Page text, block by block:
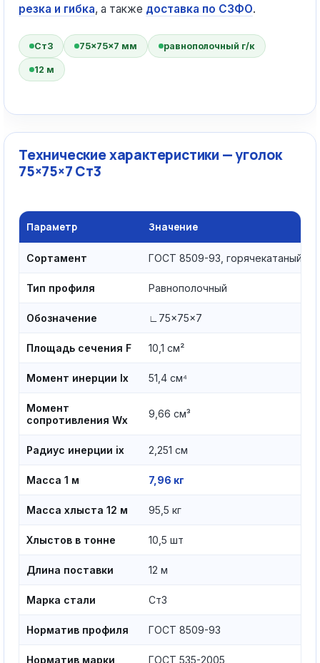
резка и гибка, а также доставка по СЗФО.
Ст3 75×75×7 мм равнополочный г/к
12 м
Технические характеристики — уголок
75×75×7 Ст3
Параметр Значение
Сортамент ГОСТ 8509-93, горячекатаный
Тип профиля Равнополочный
Обозначение ∟75×75×7
Площадь сечения F 10,1 см²
Момент инерции Ix 51,4 см⁴
Момент
сопротивления Wx
9,66 см³
Радиус инерции ix 2,251 см
Масса 1 м 7,96 кг
Масса хлыста 12 м 95,5 кг
Хлыстов в тонне 10,5 шт
Длина поставки 12 м
Марка стали Ст3
Норматив профиля ГОСТ 8509-93
Норматив марки ГОСТ 535-2005